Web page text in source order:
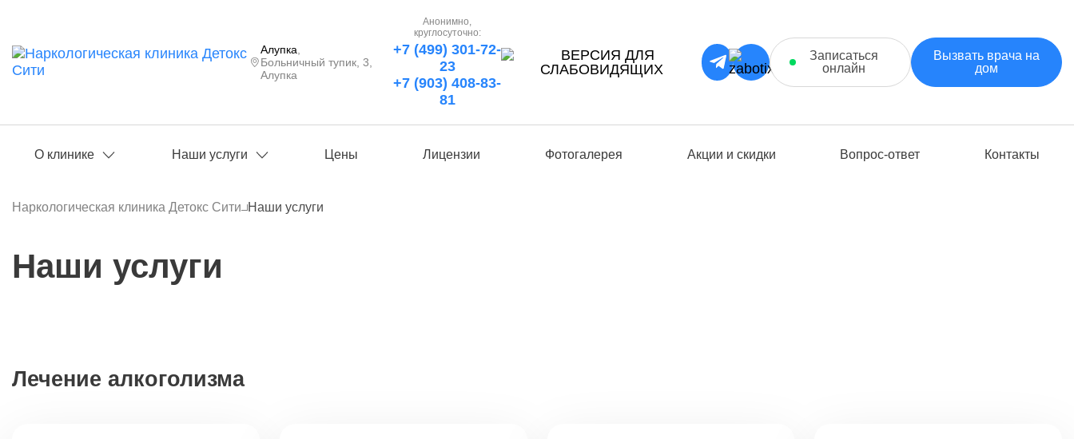
Алупка
Больничный тупик, 3,
Алупка
Анонимно,
круглосуточно:
+7 (499) 301-72-
23
+7 (903) 408-83-
81
Записаться
онлайн
Вызвать врача на
дом
О клинике Наши услуги Цены Лицензии Фотогалерея Акции и скидки Вопрос-ответ Контакты
Наркологическая клиника Детокс Сити Наши услуги
Наши услуги
Лечение алкоголизма